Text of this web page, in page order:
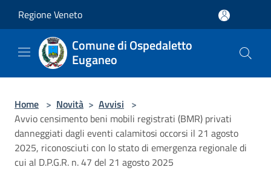
Regione Veneto
Comune di Ospedaletto
Euganeo
Home > Novità > Avvisi >
Avvio censimento beni mobili registrati (BMR) privati
danneggiati dagli eventi calamitosi occorsi il 21 agosto
2025, riconosciuti con lo stato di emergenza regionale di
cui al D.P.G.R. n. 47 del 21 agosto 2025